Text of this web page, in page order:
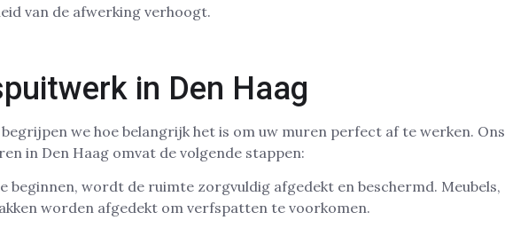
van de afwerking verhoogt.
in Den Haag
we hoe belangrijk het is om uw muren perfect af te werken. Ons
in Den Haag omvat de volgende stappen:
beginnen, wordt de ruimte zorgvuldig afgedekt en beschermd. Meubels,
worden afgedekt om verfspatten te voorkomen.